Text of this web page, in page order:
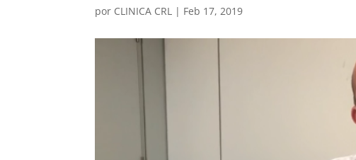
por CLINICA CRL | Feb 17, 2019